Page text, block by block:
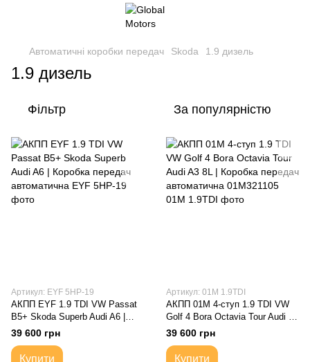
Автоматичні коробки передач Skoda 1.9 дизель
1.9 дизель
Фільтр За популярністю
Артикул: EYF 5HP-19
АКПП EYF 1.9 TDI VW Passat
B5+ Skoda Superb Audi A6 |
Коробка передач автоматична
39 600 грн
Купити
Артикул: 01M 1.9TDI
АКПП 01M 4-ступ 1.9 TDI VW
Golf 4 Bora Octavia Tour Audi A3
8L | Коробка передач
автоматична 01M321105
39 600 грн
Купити